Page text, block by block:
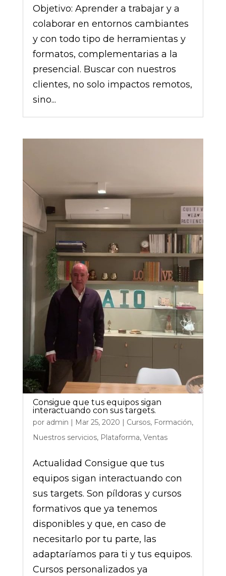
Objetivo: Aprender a trabajar y a
colaborar en entornos cambiantes
y con todo tipo de herramientas y
formatos, complementarias a la
presencial. Buscar con nuestros
clientes, no solo impactos remotos,
sino...
Consigue que tus equipos sigan
interactuando con sus targets.
por admin | Mar 25, 2020 | Cursos, Formación,
Nuestros servicios, Plataforma, Ventas
Actualidad Consigue que tus
equipos sigan interactuando con
sus targets. Son píldoras y cursos
formativos que ya tenemos
disponibles y que, en caso de
necesitarlo por tu parte, las
adaptaríamos para ti y tus equipos.
Cursos personalizados ya